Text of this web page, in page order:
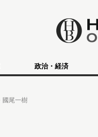
政治・経済
國尾一樹